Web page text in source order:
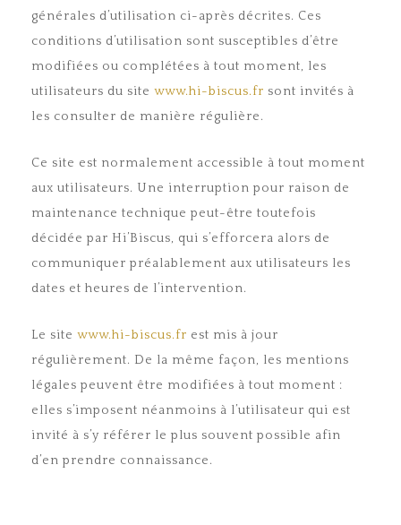
générales d’utilisation ci-après décrites. Ces
conditions d’utilisation sont susceptibles d’être
modifiées ou complétées à tout moment, les
utilisateurs du site www.hi-biscus.fr sont invités à
les consulter de manière régulière.
Ce site est normalement accessible à tout moment
aux utilisateurs. Une interruption pour raison de
maintenance technique peut-être toutefois
décidée par Hi’Biscus, qui s’efforcera alors de
communiquer préalablement aux utilisateurs les
dates et heures de l’intervention.
Le site www.hi-biscus.fr est mis à jour
régulièrement. De la même façon, les mentions
légales peuvent être modifiées à tout moment :
elles s’imposent néanmoins à l’utilisateur qui est
invité à s’y référer le plus souvent possible afin
d’en prendre connaissance.